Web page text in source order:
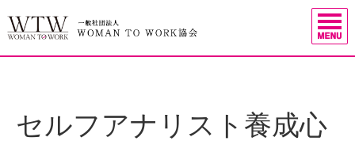
セルフアナリスト養成心